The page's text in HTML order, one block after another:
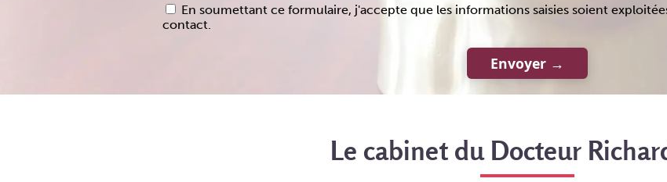
En soumettant ce formulaire, j'accepte que les informations saisies soient
contact.
Le cabinet du Docteur